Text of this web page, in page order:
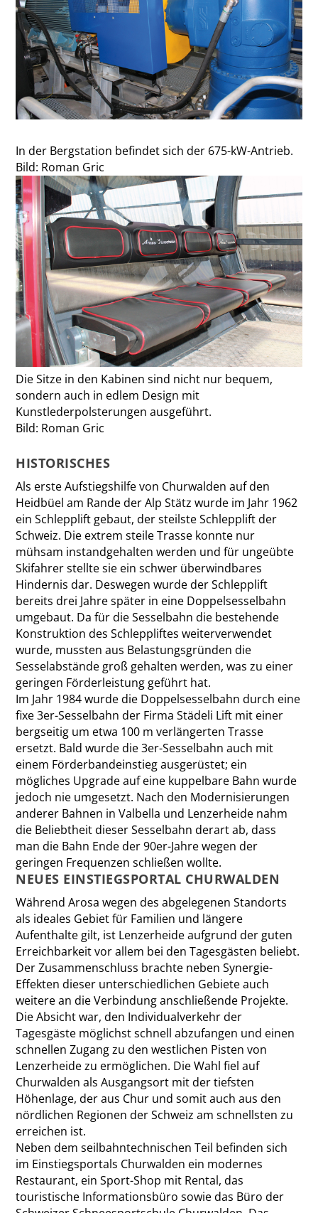
In der Bergstation befindet sich der 675-kW-Antrieb.
Bild: Roman Gric
Die Sitze in den Kabinen sind nicht nur bequem,
sondern auch in edlem Design mit
Kunstlederpolsterungen ausgeführt.
Bild: Roman Gric
HISTORISCHES
Als erste Aufstiegshilfe von Churwalden auf den
Heidbüel am Rande der Alp Stätz wurde im Jahr 1962
ein Schlepplift gebaut, der steilste Schlepplift der
Schweiz. Die extrem steile Trasse konnte nur
mühsam instandgehalten werden und für ­ungeübte
Skifahrer stellte sie ein schwer überwindbares
Hindernis dar. Deswegen wurde der Schlepp­lift
bereits drei Jahre später in eine Doppelsesselbahn
umgebaut. Da für die Sesselbahn die bestehende
Konstruktion des Schlepp­liftes weiterverwendet
wurde, mussten aus Belastungsgründen die
Sesselabstände groß gehalten werden, was zu einer
geringen Förderleistung geführt hat.
Im Jahr 1984 wurde die Doppelsesselbahn durch eine
fixe 3er-Sesselbahn der Firma Städeli Lift mit einer
bergseitig um etwa 100 m verlängerten Trasse
ersetzt. Bald wurde die 3er-Sesselbahn auch mit
einem Förderbandeinstieg ausgerüstet; ein
mögliches Upgrade auf eine kuppelbare Bahn wurde
jedoch nie umgesetzt. Nach den Modernisierungen
anderer Bahnen in Valbella und Lenzerheide nahm
die Beliebtheit dieser Sesselbahn derart ab, dass
man die Bahn Ende der 90er-Jahre wegen der
geringen Frequenzen schließen wollte.
NEUES EINSTIEGSPORTAL CHURWALDEN
Während Arosa wegen des abgelegenen Standorts
als ideales Gebiet für Familien und längere
Aufenthalte gilt, ist Lenzerheide aufgrund der guten
Erreichbarkeit vor allem bei den Tagesgästen beliebt.
Der Zusammenschluss brachte neben Synergie-
Effekten dieser unterschiedlichen Gebiete auch
weitere an die Verbindung anschließende Projekte.
Die Absicht war, den Individualverkehr der
Tagesgäste möglichst schnell abzufangen und einen
schnellen Zugang zu den westlichen Pisten von
Lenzerheide zu ermöglichen. Die Wahl fiel auf
Churwalden als Ausgangsort mit der tiefsten
Höhenlage, der aus Chur und somit auch aus den
nördlichen Regionen der Schweiz am schnellsten zu
erreichen ist.
Neben dem seilbahntechnischen Teil befinden sich
im Einstiegsportals Churwalden ein modernes
Restaurant, ein Sport-Shop mit Rental, das
touristische Informationsbüro sowie das Büro der